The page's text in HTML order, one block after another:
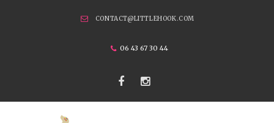
CONTACT@LITTLEHOOK.COM
06 43 67 30 44